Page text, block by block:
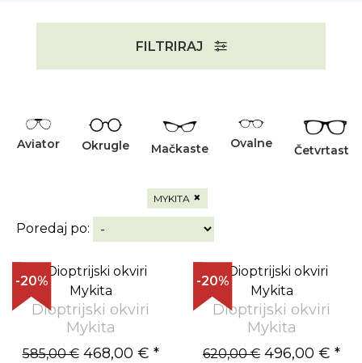
FILTRIRAJ
Aviator Okrugle Mačkaste Ovalne Četvrtaste
MYKITA ×
Poredaj po:
-20%
Dioptrijski okviri
Mykita
585,00 €468,00 € *
-20%
Dioptrijski okviri
Mykita
620,00 € 496,00 € *